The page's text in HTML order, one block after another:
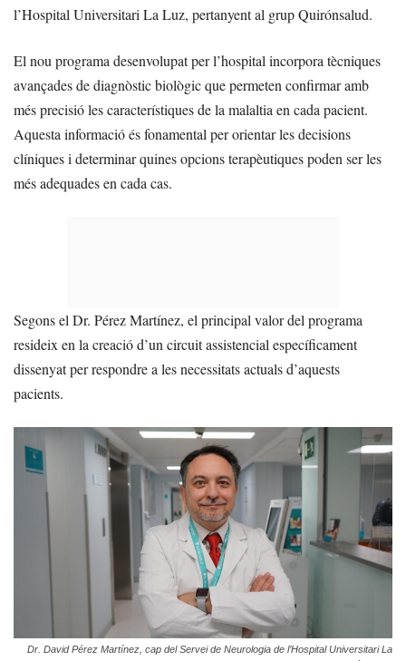
l’Hospital Universitari La Luz, pertanyent al grup Quirónsalud.
El nou programa desenvolupat per l’hospital incorpora tècniques
avançades de diagnòstic biològic que permeten confirmar amb
més precisió les característiques de la malaltia en cada pacient.
Aquesta informació és fonamental per orientar les decisions
clíniques i determinar quines opcions terapèutiques poden ser les
més adequades en cada cas.
Segons el Dr. Pérez Martínez, el principal valor del programa
resideix en la creació d’un circuit assistencial específicament
dissenyat per respondre a les necessitats actuals d’aquests
pacients.
Dr. David Pérez Martínez, cap del Servei de Neurologia de l’Hospital Universitari La